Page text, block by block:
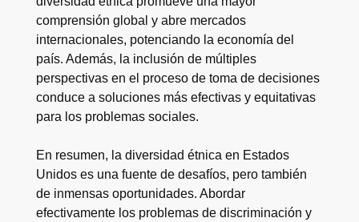
comprensión global y abre mercados
internacionales, potenciando la economía del
país. Además, la inclusión de múltiples
perspectivas en el proceso de toma de decisiones
conduce a soluciones más efectivas y equitativas
para los problemas sociales.
En resumen, la diversidad étnica en Estados
Unidos es una fuente de desafíos, pero también
de inmensas oportunidades. Abordar
efectivamente los problemas de discriminación y